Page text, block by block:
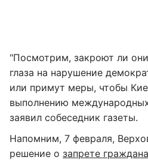
"Посмотрим, закроют ли
глаза на нарушение
или примут меры, чтобы
выполнению
заявил собеседник газеты.
Напомним, 7 февраля,
решение о запрете